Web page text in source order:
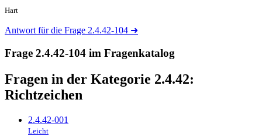
Hart
Antwort für die Frage 2.4.42-104 ➜
Frage 2.4.42-104 im Fragenkatalog
Fragen in der Kategorie 2.4.42:
Richtzeichen
2.4.42-001
Leicht